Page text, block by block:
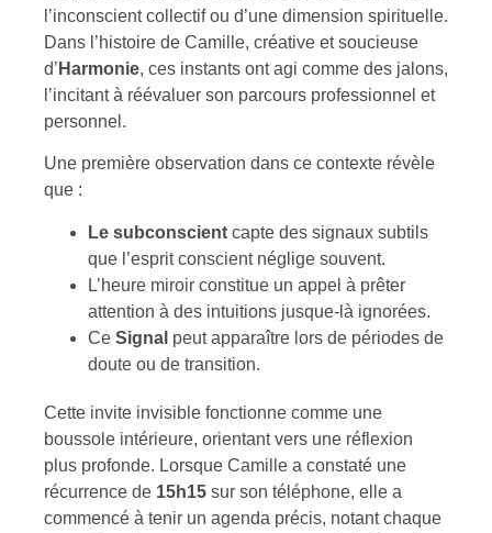
l’inconscient collectif ou d’une dimension spirituelle.
Dans l’histoire de Camille, créative et soucieuse
d’ Harmonie, ces instants ont agi comme des jalons,
l’incitant à réévaluer son parcours professionnel et
personnel.
Une première observation dans ce contexte révèle
que :
Le subconscient capte des signaux subtils
que l’esprit conscient néglige souvent.
L’heure miroir constitue un appel à prêter
attention à des intuitions jusque-là ignorées.
Ce Signal peut apparaître lors de périodes de
doute ou de transition.
Cette invite invisible fonctionne comme une
boussole intérieure, orientant vers une réflexion
plus profonde. Lorsque Camille a constaté une
récurrence de 15h15 sur son téléphone, elle a
commencé à tenir un agenda précis, notant chaque